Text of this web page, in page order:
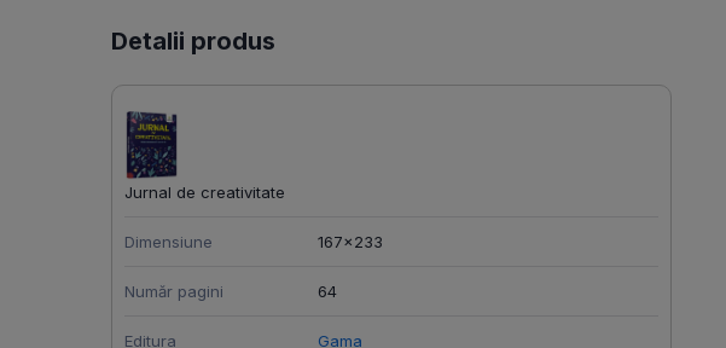
Detalii produs
Jurnal de creativitate
Dimensiune 167x233
Număr pagini 64
Editura Gama